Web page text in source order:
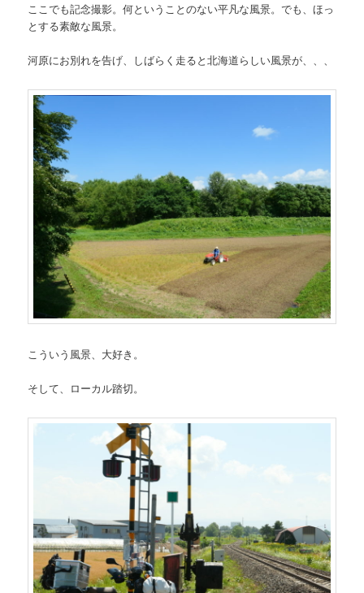
ここでも記念撮影。何ということのない平凡な風景。でも、ほっ
とする素敵な風景。
河原にお別れを告げ、しばらく走ると北海道らしい風景が、、、
こういう風景、大好き。
そして、ローカル踏切。